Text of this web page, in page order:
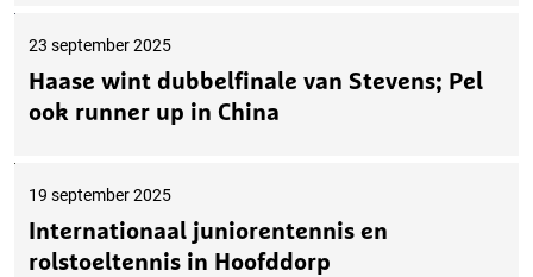
23 september 2025
Haase wint dubbelfinale van Stevens; Pel
ook runner up in China
19 september 2025
Internationaal juniorentennis en
rolstoeltennis in Hoofddorp